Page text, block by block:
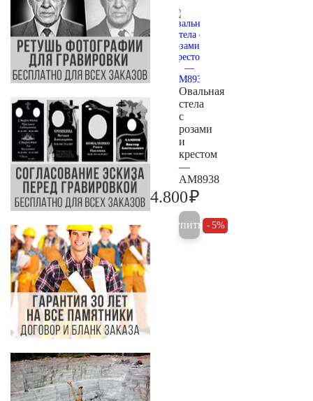
Овальная
стела
с
розами
и
крестом
—
AM8938
4.800₽
Купить 5%